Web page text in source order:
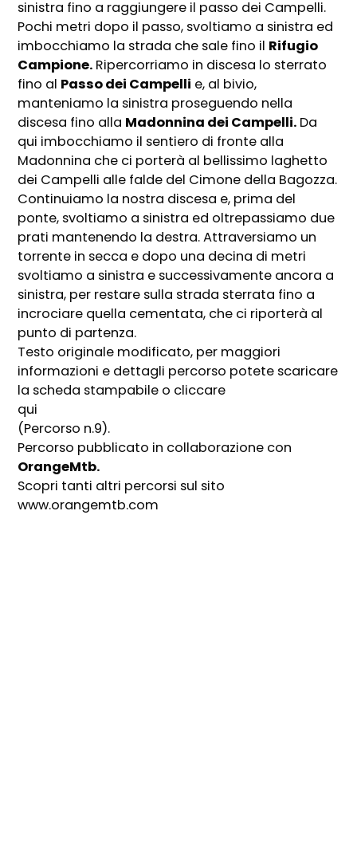
sinistra fino a raggiungere il passo dei Campelli.
Pochi metri dopo il passo, svoltiamo a sinistra ed
imbocchiamo la strada che sale fino il Rifugio
Campione. Ripercorriamo in discesa lo sterrato
fino al Passo dei Campelli e, al bivio,
manteniamo la sinistra proseguendo nella
discesa fino alla Madonnina dei Campelli. Da
qui imbocchiamo il sentiero di fronte alla
Madonnina che ci porterà al bellissimo laghetto
dei Campelli alle falde del Cimone della Bagozza.
Continuiamo la nostra discesa e, prima del
ponte, svoltiamo a sinistra ed oltrepassiamo due
prati mantenendo la destra. Attraversiamo un
torrente in secca e dopo una decina di metri
svoltiamo a sinistra e successivamente ancora a
sinistra, per restare sulla strada sterrata fino a
incrociare quella cementata, che ci riporterà al
punto di partenza.
Testo originale modificato, per maggiori
informazioni e dettagli percorso potete scaricare
la scheda stampabile o cliccare
qui
(Percorso n.9).
Percorso pubblicato in collaborazione con
OrangeMtb.
Scopri tanti altri percorsi sul sito
www.orangemtb.com